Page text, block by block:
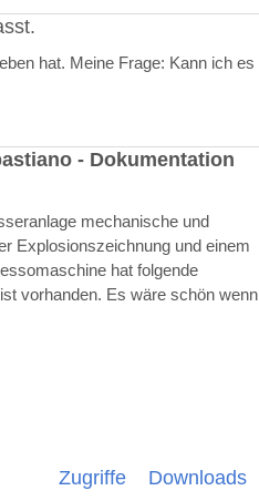
hat. Meine Frage: Kann ich es
- Dokumentation
mechanische und
Explosionszeichnung und einem
hat folgende
vorhanden. Es wäre schön wenn
Zugriffe Downloads